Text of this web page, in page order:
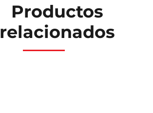
Productos
relacionados